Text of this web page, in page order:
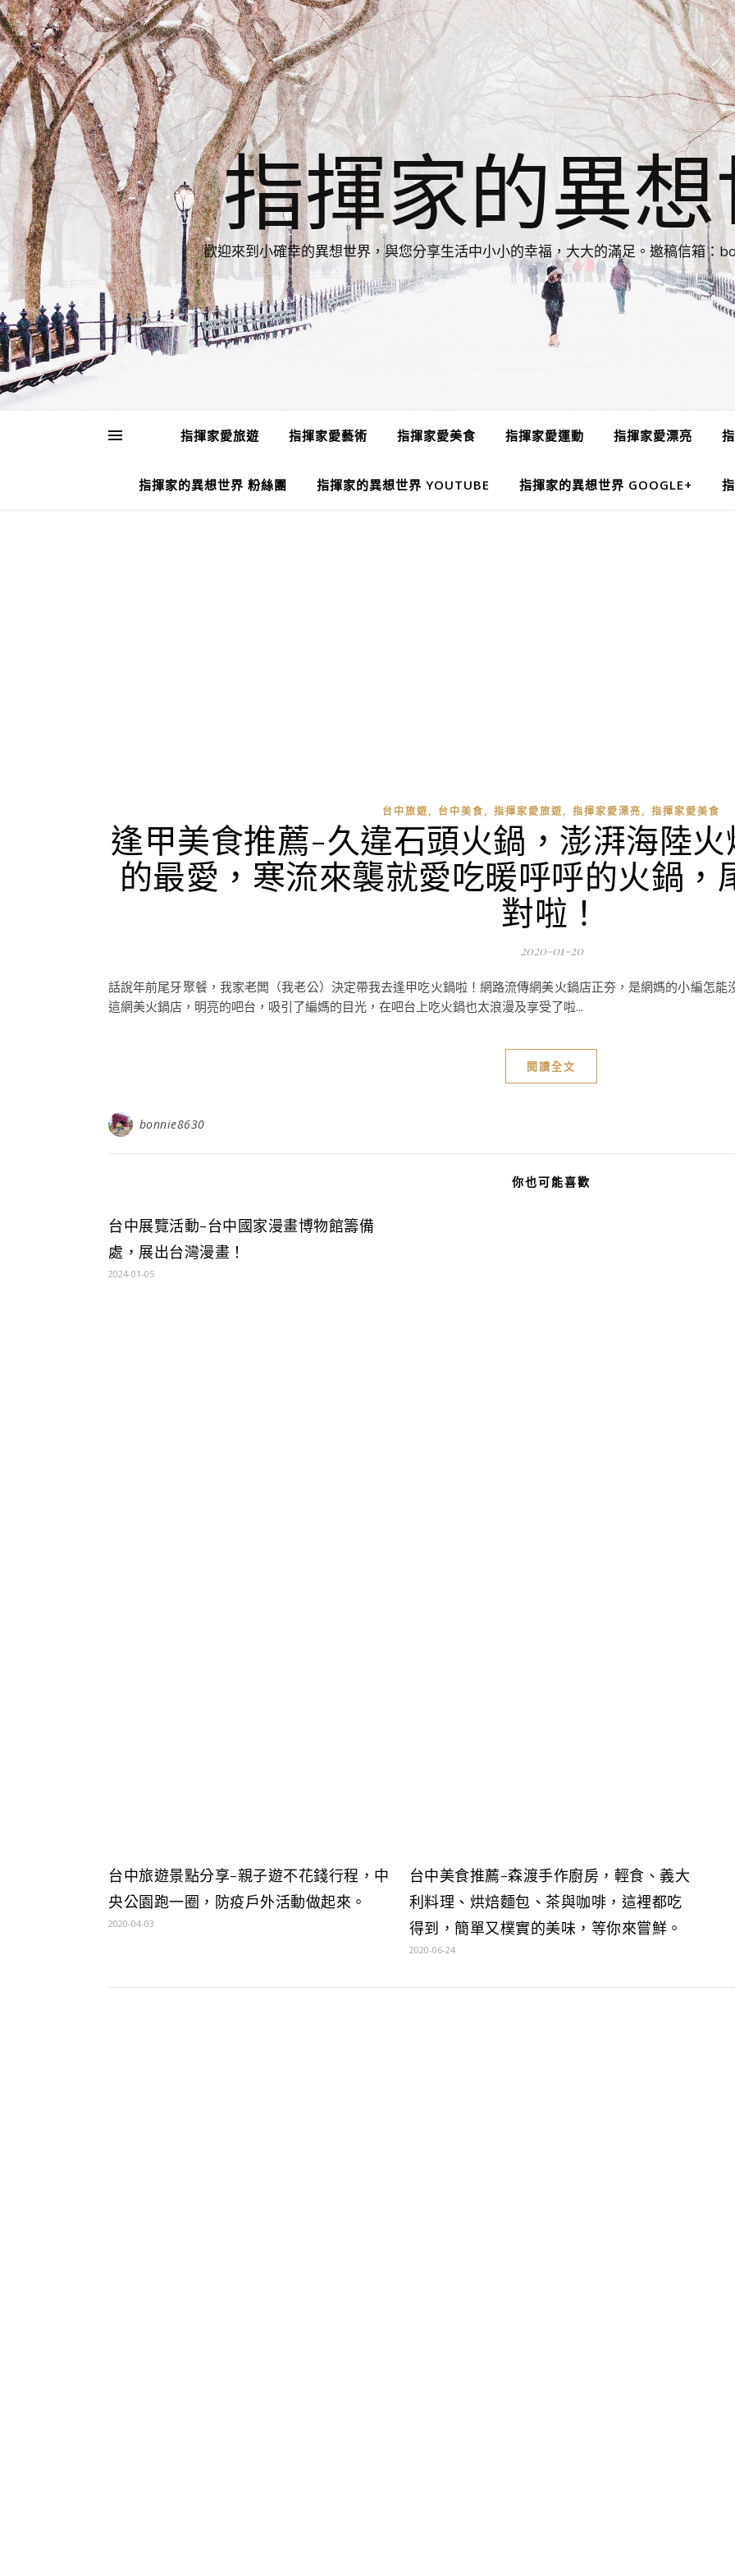
指揮家的異
歡迎來到小確幸的異想世界，與您分享生活中小小的幸福，大大的滿足。邀稿信箱：
指揮家愛旅遊 指揮家愛藝術 指揮家愛美食 指揮家愛運動 指揮家愛漂亮
指揮家的異想世界 粉絲團 指揮家的異想世界 YOUTUBE 指揮家的異想世界 GOOGLE+
台中旅遊, 台中美食, 指揮家愛旅遊, 指揮家愛漂亮, 指揮家愛美食
逢甲美食推薦-久違石頭火鍋，澎湃海陸
的最愛，寒流來襲就愛吃暖呼呼的火鍋，
對啦！
2020-01-20
話說年前尾牙聚餐，我家老闆（我老公）決定帶我去逢甲吃火鍋啦！網路流傳網美火鍋店正夯，是網媽的小編怎能
這網美火鍋店，明亮的吧台，吸引了編媽的目光，在吧台上吃火鍋也太浪漫及享受了啦...
閱讀全文
bonnie8630
你也可能喜歡
台中展覽活動-台中國家漫畫博物館籌備
處，展出台灣漫畫！
2024-01-05
台中旅遊景點分享-親子遊不花錢行程，中
央公園跑一圈，防疫戶外活動做起來。
2020-04-03
台中美食推薦-森渡手作廚房，輕食、義大
利料理、烘焙麵包、茶與咖啡，這裡都吃
得到，簡單又樸實的美味，等你來嘗鮮。
2020-06-24